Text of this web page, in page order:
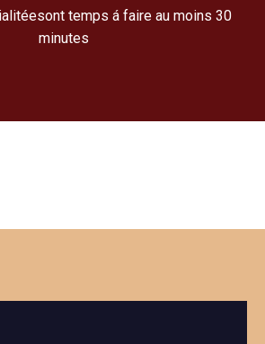
temps á faire au moins 30
minutes